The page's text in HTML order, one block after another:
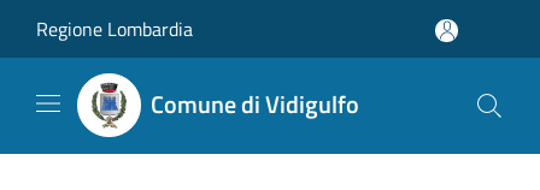
Regione Lombardia
Comune di Vidigulfo